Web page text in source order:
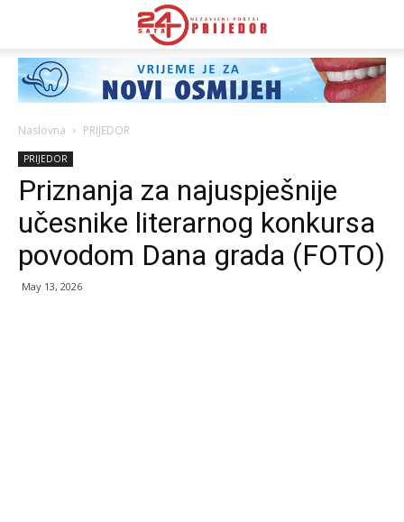
Naslovna PRIJEDOR
PRIJEDOR
Priznanja za najuspješnije
učesnike literarnog konkursa
povodom Dana grada (FOTO)
May 13, 2026